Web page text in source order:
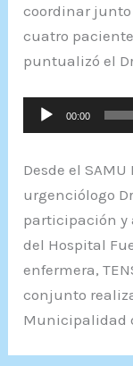
coordinar
cuatro
puntualizó el
Reproductor
de
00:00
Desde el
urgenciólogo
participación y
del Hospital
enfermera,
conjunto
Municipalidad